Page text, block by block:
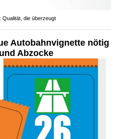
Qualität, die überzeugt
Autobahnvignette nötig
Abzocke